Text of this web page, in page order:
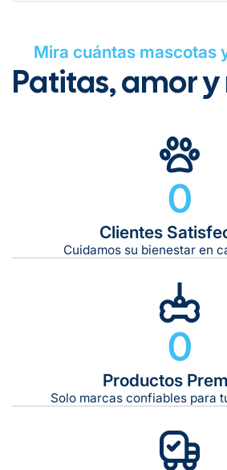
Gratuito en todos los pedidos
Tiempo de entrega estimado: 5
Gratis en compras de $599 o
Mira cuántas mascotas
Patitas, amor
0
Clientes
Cuidamos su bienestar en
0
Productos
Solo marcas confiables para